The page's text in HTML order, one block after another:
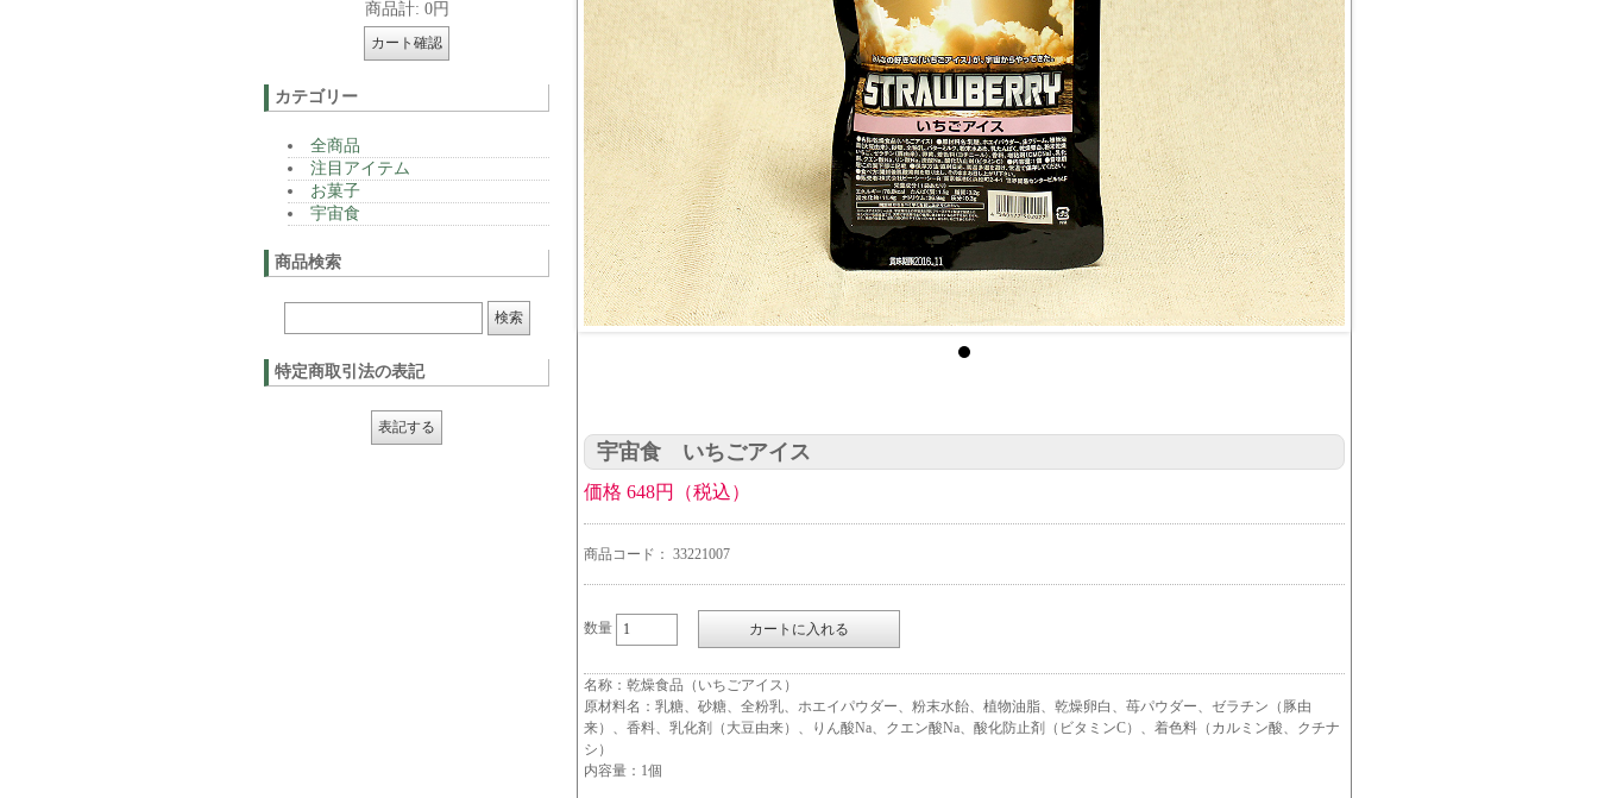
商品計: 0円
カテゴリー
全商品
注目アイテム
お菓子
宇宙食
商品検索
特定商取引法の表記
宇宙食 いちごアイス
価格 648円（税込）
商品コード： 33221007
数量
名称：乾燥食品（いちごアイス）
原材料名：乳糖、砂糖、全粉乳、ホエイパウダー、粉末水飴、植物油脂、乾燥卵白、苺パウダー、ゼラチン（豚由
来）、香料、乳化剤（大豆由来）、りん酸Na、クエン酸Na、酸化防止剤（ビタミンC）、着色料（カルミン酸、クチナ
シ）
内容量：1個